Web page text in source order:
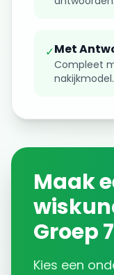
✓Met
Compleet
nakijkmodel.
Maak
Groep 7
Kies een